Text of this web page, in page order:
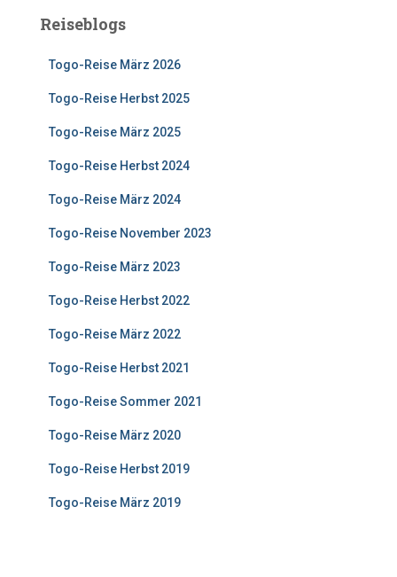
Reiseblogs
Togo-Reise März 2026
Togo-Reise Herbst 2025
Togo-Reise März 2025
Togo-Reise Herbst 2024
Togo-Reise März 2024
Togo-Reise November 2023
Togo-Reise März 2023
Togo-Reise Herbst 2022
Togo-Reise März 2022
Togo-Reise Herbst 2021
Togo-Reise Sommer 2021
Togo-Reise März 2020
Togo-Reise Herbst 2019
Togo-Reise März 2019